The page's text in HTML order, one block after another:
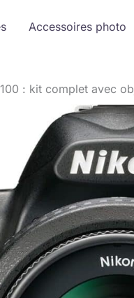
Accessoires photo
: kit complet avec